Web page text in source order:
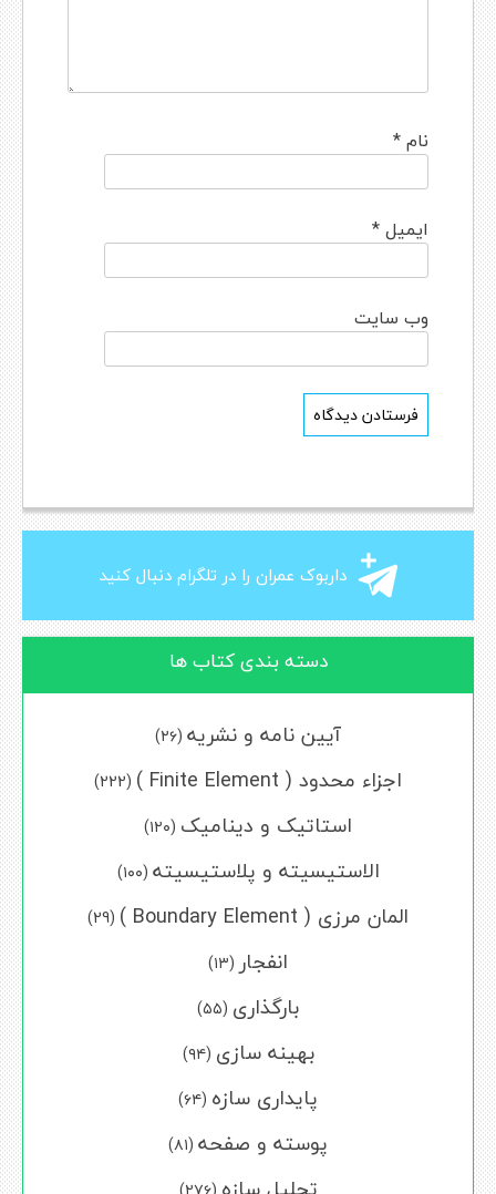
داربوک عمران را در تلگرام دنبال کنید
دسته بندی کتاب ها
آیین نامه و نشریه (۲۶)
اجزاء محدود ( Finite Element ) (222)
استاتیک و دینامیک (۱۲۰)
الاستیسیته و پلاستیسیته (۱۰۰)
المان مرزی ( Boundary Element ) (29)
انفجار (۱۳)
بارگذاری (۵۵)
بهینه سازی (۹۴)
پایداری سازه (۶۴)
پوسته و صفحه (۸۱)
نام*
ایمیل*
وب‌ سایت